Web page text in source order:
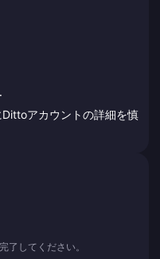
アカウントの詳細を慎
了してください。